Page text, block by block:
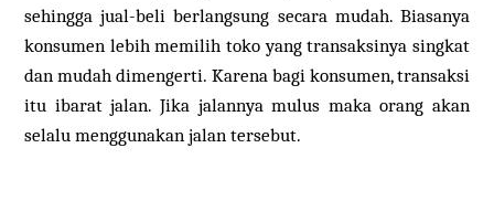
sehingga jual-beli berlangsung secara mudah. Biasanya
konsumen lebih memilih toko yang transaksinya singkat
dan mudah dimengerti. Karena bagi konsumen, transaksi
itu ibarat jalan. Jika jalannya mulus maka orang akan
selalu menggunakan jalan tersebut.